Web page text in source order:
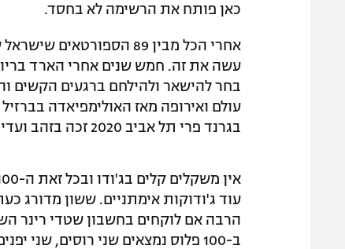
כאן פותח את הרשימה לא בחסד.
אחרי הכל מבין 89
עשה את זה. חמש שנים אחרי הארד
בחר להישאר ולהילחם ברגעים הקשים
עולם ואירופה מאז האולימפיאדה
בגרנד פרי תל אביב 2020 זכה בזהב ועדיין הוכיח שיש לו לב של לוחם.
ב-100 פלוס נמצאים שני רוסים,